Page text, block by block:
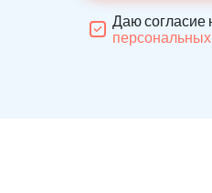
Даю согласие